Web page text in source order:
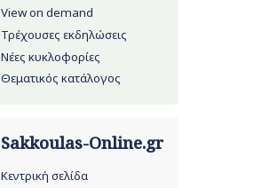
View on demand
Τρέχουσες εκδηλώσεις
Νέες κυκλοφορίες
Θεματικός κατάλογος
Sakkoulas-Online.gr
Κεντρική σελίδα